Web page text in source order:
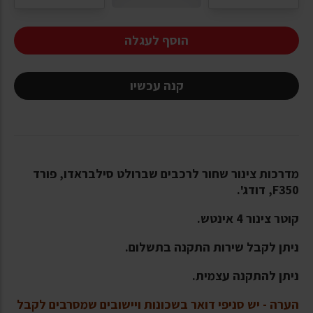
הוסף לעגלה
קנה עכשיו
מדרכות צינור שחור לרכבים שברולט סילבראדו, פורד
F350, דודג'.
קוטר צינור 4 אינטש.
ניתן לקבל שירות התקנה בתשלום.
ניתן להתקנה עצמית.
הערה - יש סניפי דואר בשכונות ויישובים שמסרבים לקבל